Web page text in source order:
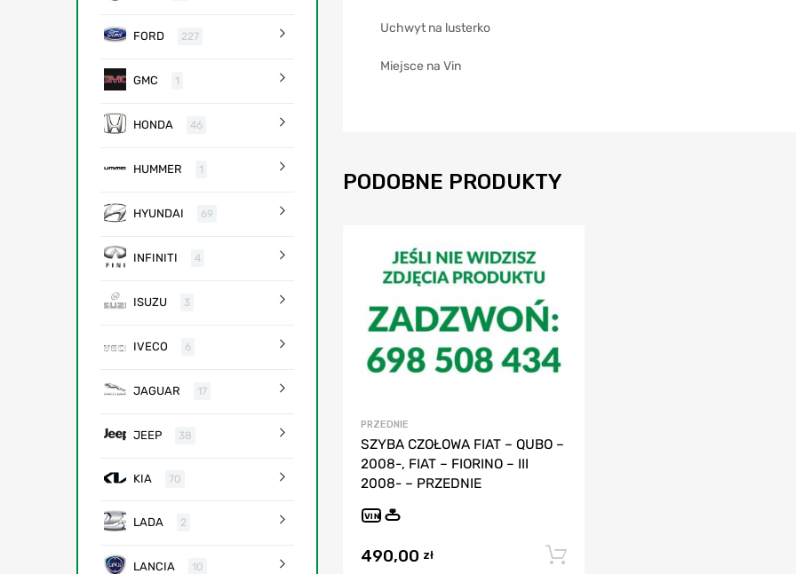
Uchwyt na lusterko
Miejsce na Vin
PODOBNE PRODUKTY
PRZEDNIE
SZYBA CZOŁOWA FIAT – QUBO –
2008-, FIAT – FIORINO – III
2008- – PRZEDNIE
VIN
490,00 zł
FORD 227
GMC 1
HONDA 46
HUMMER 1
HYUNDAI 69
INFINITI 4
ISUZU 3
IVECO 6
JAGUAR 17
JEEP 38
KIA 70
LADA 2
LANCIA 10